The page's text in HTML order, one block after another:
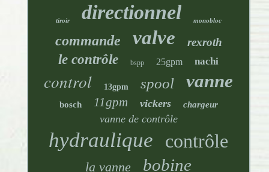
tiroir directionnel monobloc
commande valve rexroth
le contrôle bspp 25gpm nachi
control 13gpm spool vanne
bosch 11gpm vickers chargeur
vanne de contrôle
hydraulique contrôle
la vanne bobine